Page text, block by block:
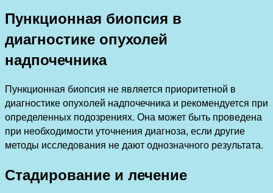
Пункционная биопсия в
диагностике опухолей
надпочечника
Пункционная биопсия не является приоритетной в
диагностике опухолей надпочечника и рекомендуется при
определенных подозрениях. Она может быть проведена
при необходимости уточнения диагноза, если другие
методы исследования не дают однозначного результата.
Стадирование и лечение